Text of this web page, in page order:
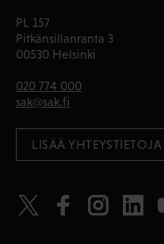
PL 157
Pitkänsillanranta 3
00530 Helsinki
020 774 000
sak@sak.fi
LISÄÄ YHTEYSTIETOJA